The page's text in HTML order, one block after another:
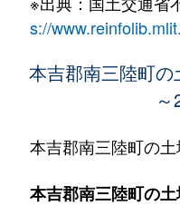
s://
本吉郡南三陸町
～
本吉郡南三陸町の土
本吉郡南三陸町の